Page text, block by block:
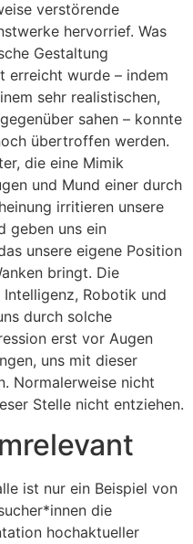
verstörende
hervorrief. Was
Gestaltung
erreicht wurde – indem
sehr realistischen,
sahen – konnte
übertroffen werden.
die eine Mimik
und Mund einer durch
irritieren unsere
geben uns ein
unsere eigene Position
bringt. Die
Robotik und
durch solche
erst vor Augen
uns mit dieser
Normalerweise nicht
Stelle nicht entziehen.
ist nur ein Beispiel von
die
hochaktueller